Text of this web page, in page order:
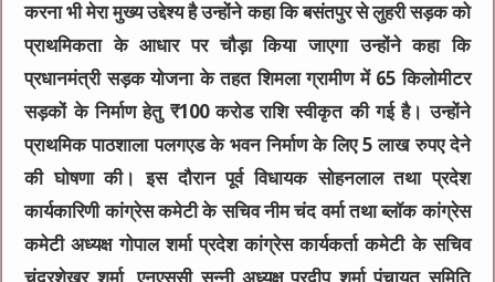
करना भी मेरा मुख्य उद्देश्य है उन्होंने कहा कि बसंतपुर से लुहरी सड़क को
प्राथमिकता के आधार पर चौड़ा किया जाएगा उन्होंने कहा कि
प्रधानमंत्री सड़क योजना के तहत शिमला ग्रामीण में 65 किलोमीटर
सड़कों के निर्माण हेतु ₹100 करोड राशि स्वीकृत की गई है। उन्होंने
प्राथमिक पाठशाला पलगएड के भवन निर्माण के लिए 5 लाख रुपए देने
की घोषणा की। इस दौरान पूर्व विधायक सोहनलाल तथा प्रदेश
कार्यकारिणी कांग्रेस कमेटी के सचिव नीम चंद वर्मा तथा ब्लॉक कांग्रेस
कमेटी अध्यक्ष गोपाल शर्मा प्रदेश कांग्रेस कार्यकर्ता कमेटी के सचिव